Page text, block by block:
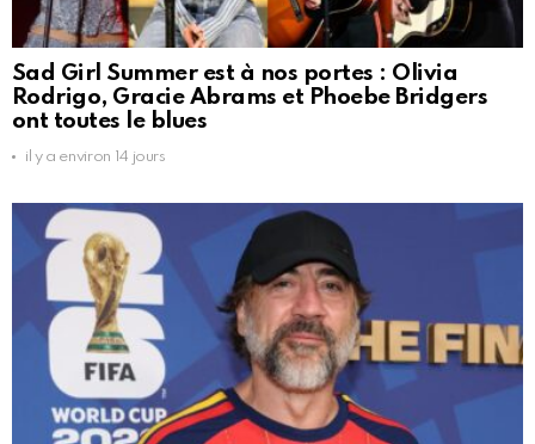
Sad Girl Summer est à nos portes : Olivia
Rodrigo, Gracie Abrams et Phoebe Bridgers
ont toutes le blues
il y a environ 14 jours